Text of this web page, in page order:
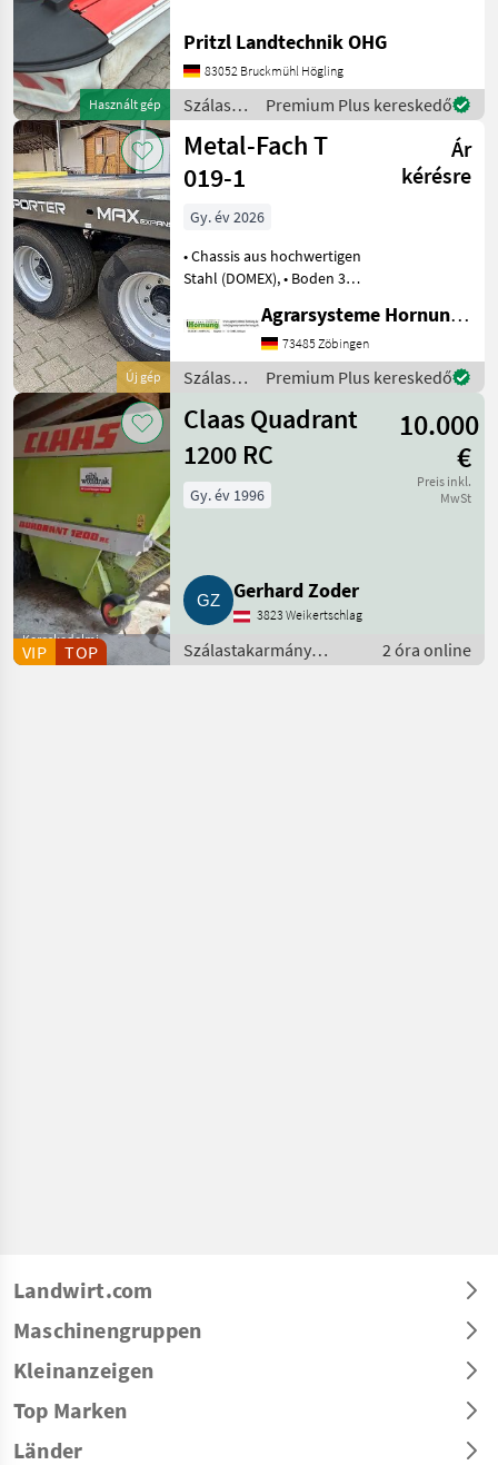
Használt gép
1000U/min. 4 Trommeln
Schnitthöhenverstellung 2
Federn für Entlastung
Gelenkwelle Frontkasza,
Pritzl Landtechnik OHG
83052 Bruckmühl Högling
Szálastakarmány
betakarítók
/ Kuhn
Premium Plus kereskedő
Új gép
Metal-Fach T
019-1
Ár
kérésre
Gy. év 2026
• Chassis aus hochwertigen
Stahl (DOMEX), • Boden 3
Plattformkannte, 35 mm •
Achsen 300 x 90 / Q80 /1850
mm 8 Bolzen / ADR
Federung, • Deic
Agrarsysteme Hornung GmbH & Co. KG
73485 Zöbingen
Szálastakarmány
/ Metal-
Fach
Premium Plus kereskedő
Kereskedelmi
szolgáltató
VIP TOP
Claas Quadrant
1200 RC
10.000
€
Preis inkl.
MwSt
Gy. év 1996
Gerhard Zoder
3823 Weikertschlag
Szálastakarmány
betakarítók / Körbálázó
2 óra online
Landwirt.com
Maschinengruppen
Kleinanzeigen
Top Marken
Länder